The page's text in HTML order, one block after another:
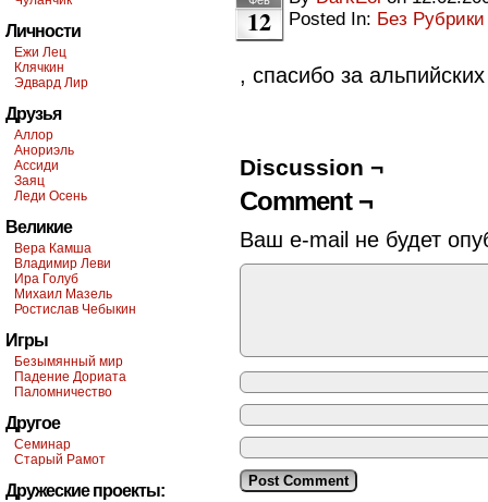
Личности
Ежи Лец
Клячкин
Эдвард Лир
Друзья
Аллор
Анориэль
Ассиди
Заяц
Леди Осень
Великие
Вера Камша
Владимир Леви
Ира Голуб
Михаил Мазель
Ростислав Чебыкин
Игры
Безымянный мир
Падение Дориата
Паломничество
Другое
Семинар
Старый Рамот
Дружеские проекты:
12
Posted In: Без Рубрики
, спасибо за
Discussion ¬
Comment ¬
Ваш e-mail не будет